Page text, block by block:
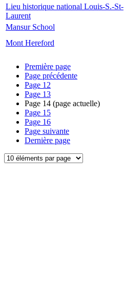
Lieu historique national Louis-S.-St-
Laurent
Mansur School
Mont Hereford
Première page
Page précédente
Page 12
Page 13
Page 14 (page actuelle)
Page 15
Page 16
Page suivante
Dernière page